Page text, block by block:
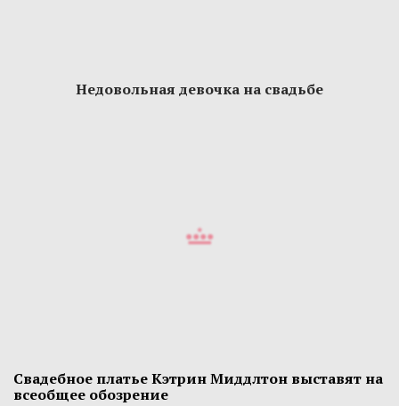
Недовольная девочка на свадьбе
Свадебное платье Кэтрин Миддлтон выставят на
всеобщее обозрение